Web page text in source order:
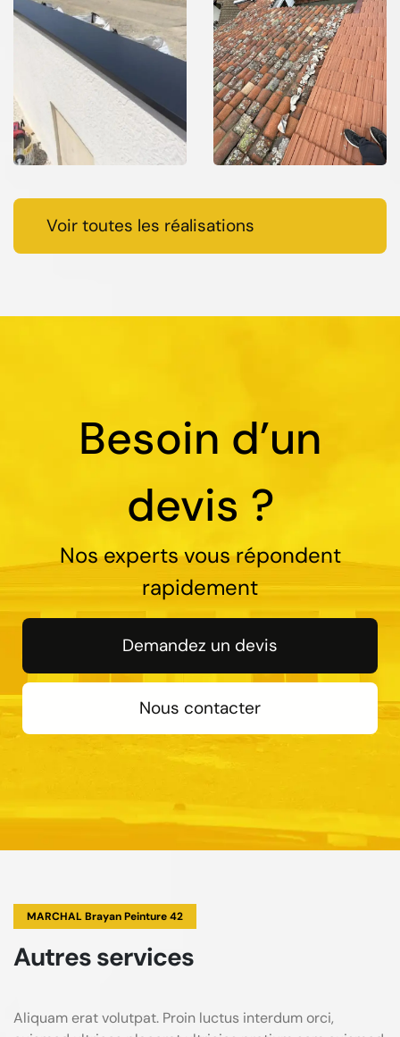
Voir toutes les réalisations
Besoin d’un
devis ?
Nos experts vous répondent
rapidement
Demandez un devis
Nous contacter
MARCHAL Brayan Peinture 42
Autres services
Aliquam erat volutpat. Proin luctus interdum orci,